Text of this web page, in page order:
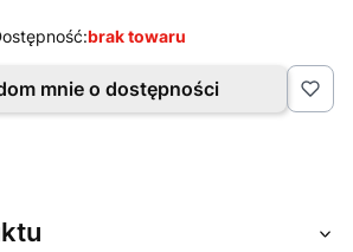
brak towaru
mnie o dostępności